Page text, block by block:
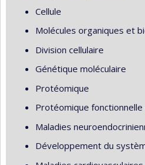
Cellule
Molécules organiques et
Division cellulaire
Génétique moléculaire
Protéomique
Protéomique
Maladies
Développement du